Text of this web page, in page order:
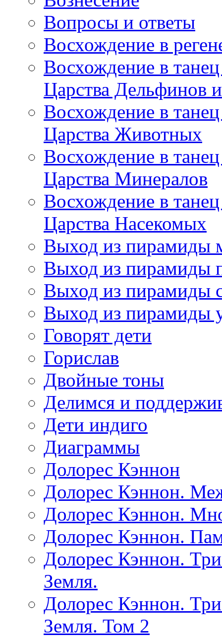
Вопросы и ответы
Восхождение в
Восхождение в
Царства Дельфинов
Восхождение в
Царства Животных
Восхождение в
Царства Минералов
Восхождение в
Царства Насекомых
Выход из пирамиды
Выход из пирамиды
Выход из пирамиды
Выход из пирамиды
Говорят дети
Горислав
Двойные тоны
Делимся и
Дети индиго
Диаграммы
Долорес Кэннон
Долорес Кэннон.
Долорес Кэннон.
Долорес Кэннон.
Долорес Кэннон.
Земля.
Долорес Кэннон.
Земля. Том 2